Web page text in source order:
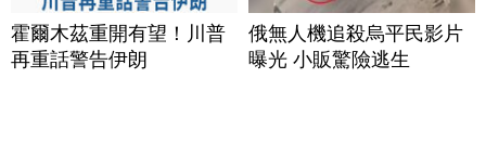
霍爾木茲重開有望！川普
再重話警告伊朗
俄無人機追殺烏平民影片
曝光 小販驚險逃生